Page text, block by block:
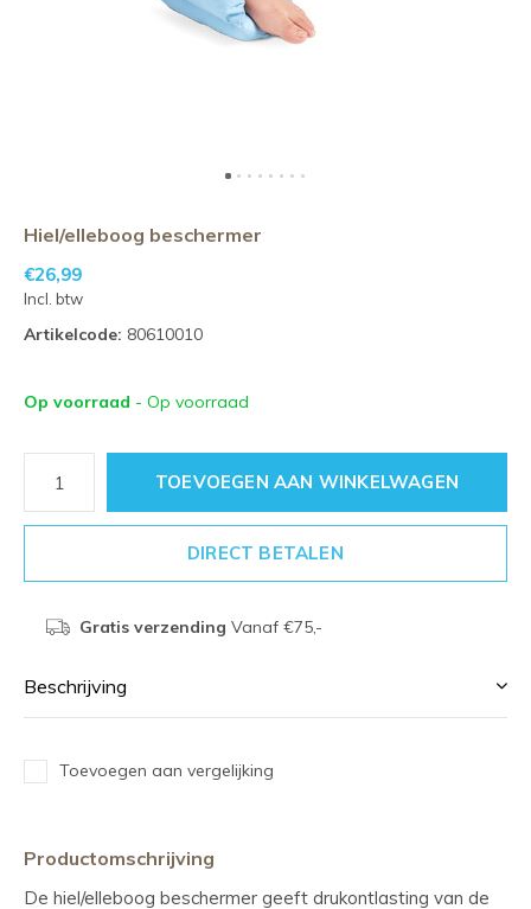
Hiel/elleboog beschermer
€26,99
Incl. btw
Artikelcode: 80610010
Op voorraad - Op voorraad
TOEVOEGEN AAN WINKELWAGEN
DIRECT BETALEN
Gratis verzending Vanaf €75,-
Beschrijving
Toevoegen aan vergelijking
Productomschrijving
De hiel/elleboog beschermer geeft drukontlasting van de